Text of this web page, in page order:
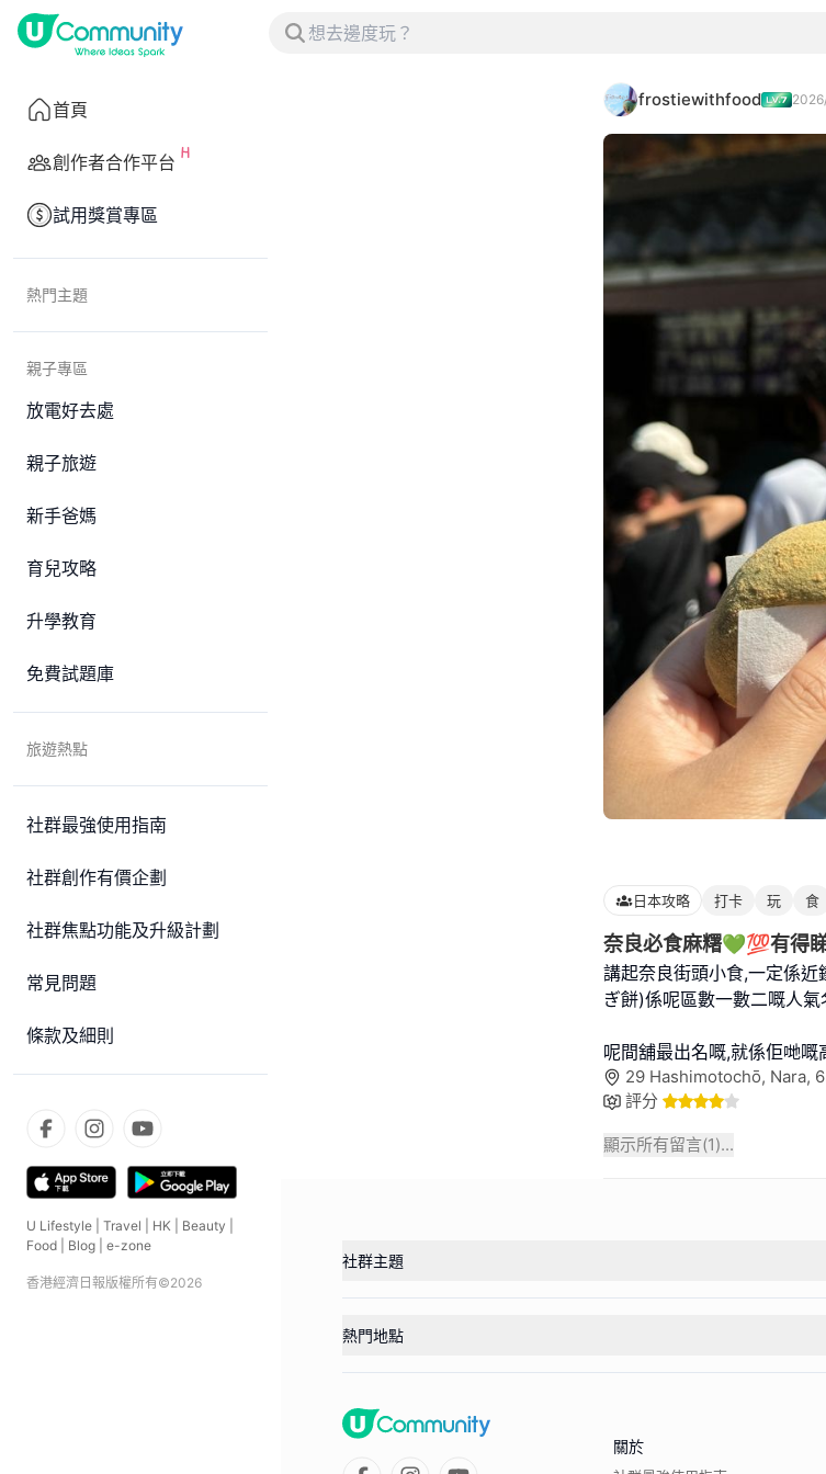
首頁
創作者合作平台
試用獎賞專區
熱門主題
親子專區
放電好去處
親子旅遊
新手爸媽
育兒攻略
升學教育
免費試題庫
旅遊熱點
社群最強使用指南
社群創作有價企劃
社群焦點功能及升級計劃
常見問題
條款及細則
U Lifestyle Travel HK Beauty
Food
Blog e-zone
香港經濟日報版權所有©2026
frostiewithfood
日本攻略 打卡 玩 食
奈良必食麻糬💚💯有得
講起奈良街頭小食,一定係
ぎ餅)係呢區數一數二嘅人
呢間舖最出名嘅,就係佢哋嘅
29 Hashimotochō, Nara,
評分
顯示所有留言(1)...
社群主題
熱門地點
關於